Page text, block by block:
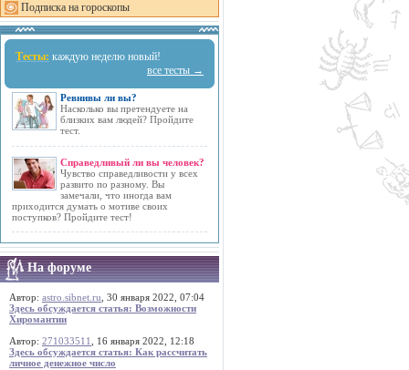
Подписка на гороскопы
Тесты: каждую неделю новый!
все тесты →
Ревнивы ли вы?
Насколько вы претендуете на
близких вам людей? Пройдите
тест.
Справедливый ли вы человек?
Чувство справедливости у всех
развито по разному. Вы
замечали, что иногда вам
приходится думать о мотиве своих
поступков? Пройдите тест!
На форуме
Автор: astro.sibnet.ru , 30 января 2022, 07:04
Здесь обсуждается статья: Возможности
Хиромантии
Автор: 271033511
, 16 января 2022, 12:18
Здесь обсуждается статья: Как рассчитать
личное денежное число